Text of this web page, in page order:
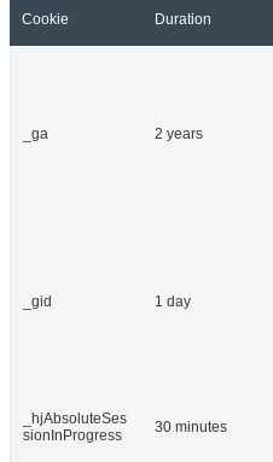
Cookie Duration
_ga 2 years
_gid 1 day
_hjAbsoluteSes
sionInProgress
30 minutes